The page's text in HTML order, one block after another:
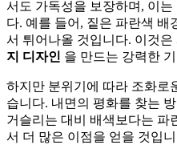
서도 가독성을 보장하며, 이
다. 예를 들어, 짙은 파란색 배
서 튀어나올 것입니다. 이것은
지 디자인 을 만드는 강력한
하지만 분위기에 따라 조화로
습니다. 내면의 평화를 찾는
거슬리는 대비 배색보다는 파
서 더 많은 이점을 얻을 것입